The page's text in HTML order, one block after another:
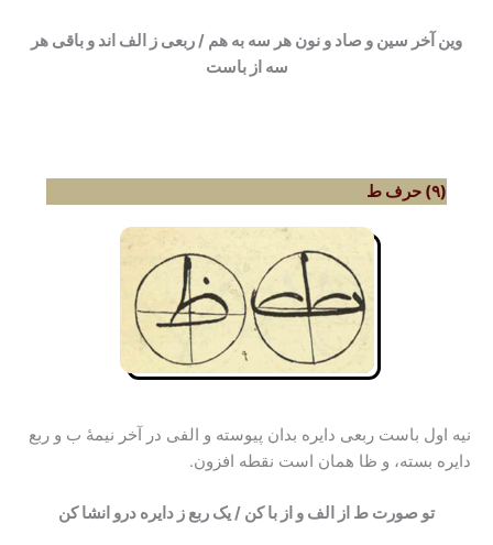
وین آخر سین و صاد و نون هر سه به هم / ربعی ز الف اند و باقی هر
سه از باست
(۹) حرف ط
نیه اول باست ربعی دایره بدان پیوسته و الفی در آخر نیمۀ ب و ربع
دایره بسته، و ظا همان است نقطه افزون.
تو صورت ط از الف و از با کن / یک ربع ز دایره درو انشا کن